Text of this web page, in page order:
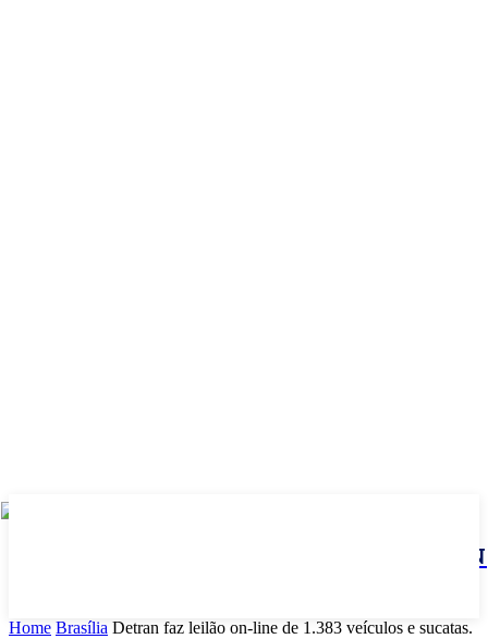
JBN
Home Brasília Detran faz leilão on-line de 1.383 veículos e sucatas.